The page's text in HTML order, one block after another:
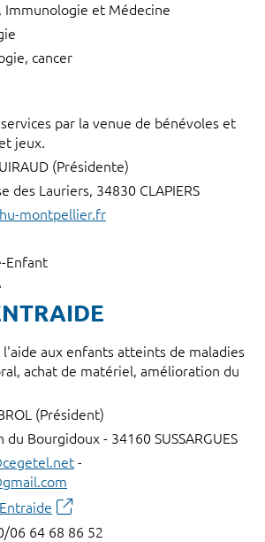
Immunologie et Médecine
cancer
par la venue de bénévoles et
jeux.
(Présidente)
des Lauriers, 34830 CLAPIERS
montpellier.fr
Enfant
aux enfants atteints de maladies
achat de matériel, amélioration du
(Président)
Bourgidoux - 34160 SUSSARGUES
-
06 64 68 86 52